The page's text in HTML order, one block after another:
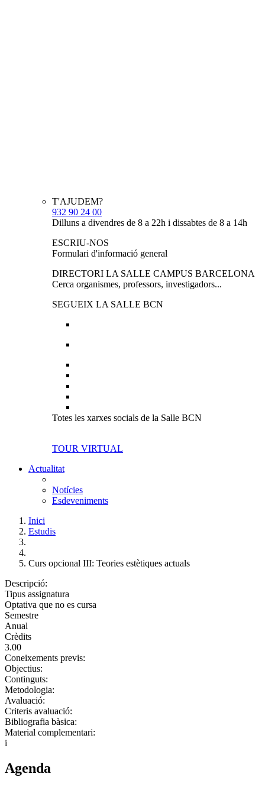
T'AJUDEM?
932 90 24 00
Dilluns a divendres de 8 a 22h i dissabtes de 8 a 14h
ESCRIU-NOS
Formulari d'informació general
DIRECTORI LA SALLE CAMPUS BARCELONA
Cerca organismes, professors, investigadors...
SEGUEIX LA SALLE BCN
Totes les xarxes socials de la Salle BCN
TOUR VIRTUAL
Actualitat
Notícies
Esdeveniments
Inici
Estudis
Curs opcional III: Teories estètiques actuals
Descripció:
Tipus assignatura
Optativa que no es cursa
Semestre
Anual
Crèdits
3.00
Coneixements previs:
Objectius:
Continguts:
Metodologia:
Avaluació:
Criteris avaluació:
Bibliografia bàsica:
Material complementari:
i
Agenda